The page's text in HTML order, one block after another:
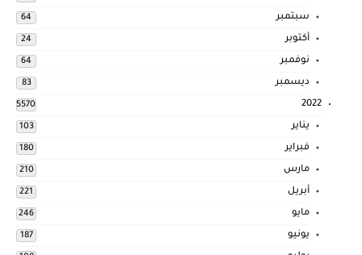
سبتمبر 64
أكتوبر 24
نوفمبر 64
ديسمبر 83
2022
5570
يناير 103
فبراير 180
مارس 210
أبريل 221
مايو 246
يونيو 187